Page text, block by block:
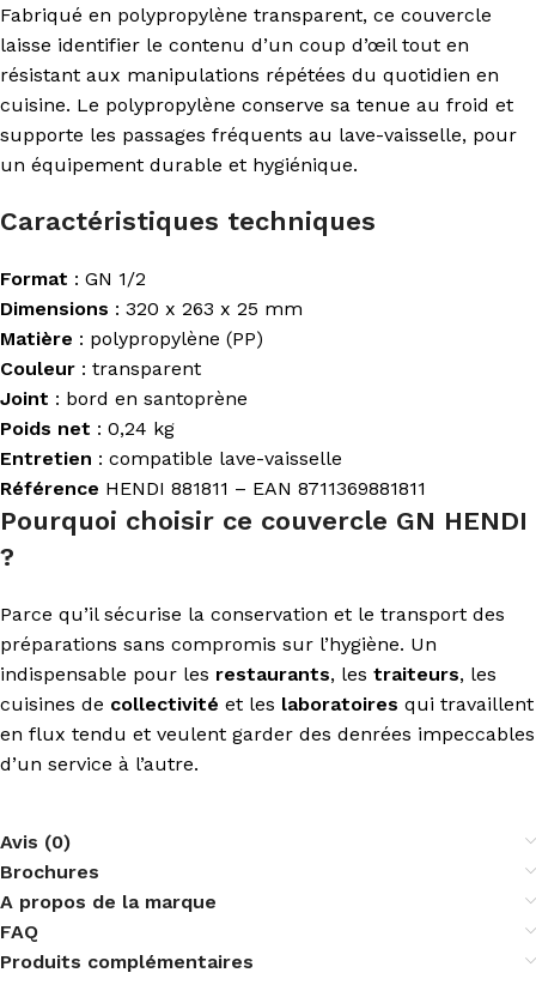
Fabriqué en polypropylène transparent, ce couvercle
laisse identifier le contenu d’un coup d’œil tout en
résistant aux manipulations répétées du quotidien en
cuisine. Le polypropylène conserve sa tenue au froid et
supporte les passages fréquents au lave-vaisselle, pour
un équipement durable et hygiénique.
Caractéristiques techniques
Format : GN 1/2
Dimensions : 320 x 263 x 25 mm
Matière : polypropylène (PP)
Couleur : transparent
Joint : bord en santoprène
Poids net : 0,24 kg
Entretien : compatible lave-vaisselle
Référence HENDI 881811 – EAN 8711369881811
Pourquoi choisir ce couvercle GN HENDI
?
Parce qu’il sécurise la conservation et le transport des
préparations sans compromis sur l’hygiène. Un
indispensable pour les restaurants, les traiteurs, les
cuisines de collectivité et les laboratoires qui travaillent
en flux tendu et veulent garder des denrées impeccables
d’un service à l’autre.
Avis (0)
Brochures
A propos de la marque
FAQ
Produits complémentaires